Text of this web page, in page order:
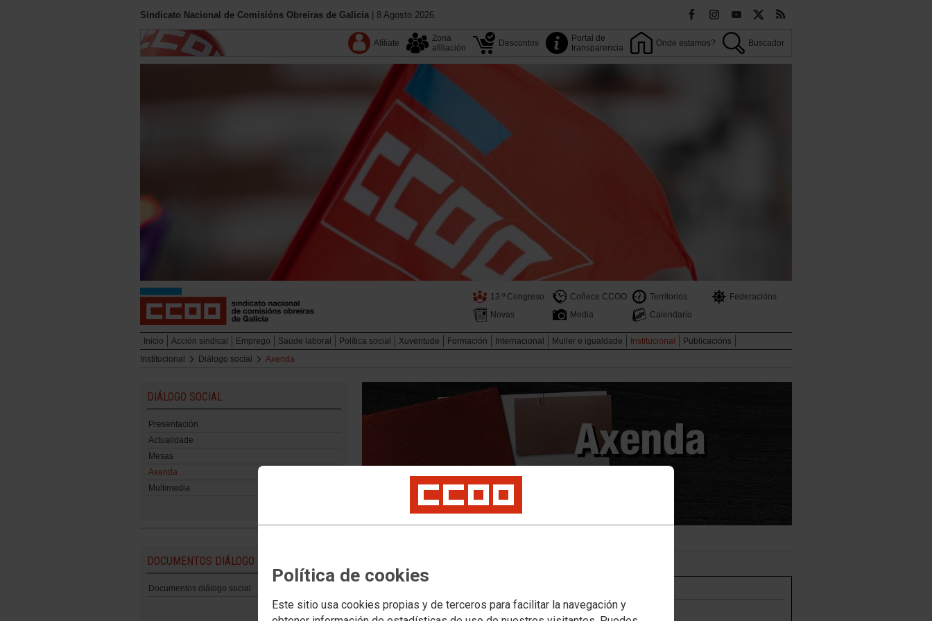
Política de cookies
Este sitio usa cookies propias y de terceros para facilitar la navegación y
Sindicato Nacional de Comisións Obreiras de Galicia | 8 Agosto 2026.
Afíliate
Zona
afiliación
Descontos
Portal de
transparencia
Onde estamos? Buscador
13.º Congreso Coñece CCOO Territorios
Federacións
Novas
Media Calendario
Inicio Acción sindical Emprego Saúde laboral Política social Xuventude Formación Internacional Muller e igualdade Institucional
Publicacións
Institucional
Diálogo social Axenda
DIÁLOGO SOCIAL
Presentación
Actualidade
Mesas
Axenda
Multimedia
DOCUMENTOS DIÁLOGO SOCIAL
Documentos diálogo social